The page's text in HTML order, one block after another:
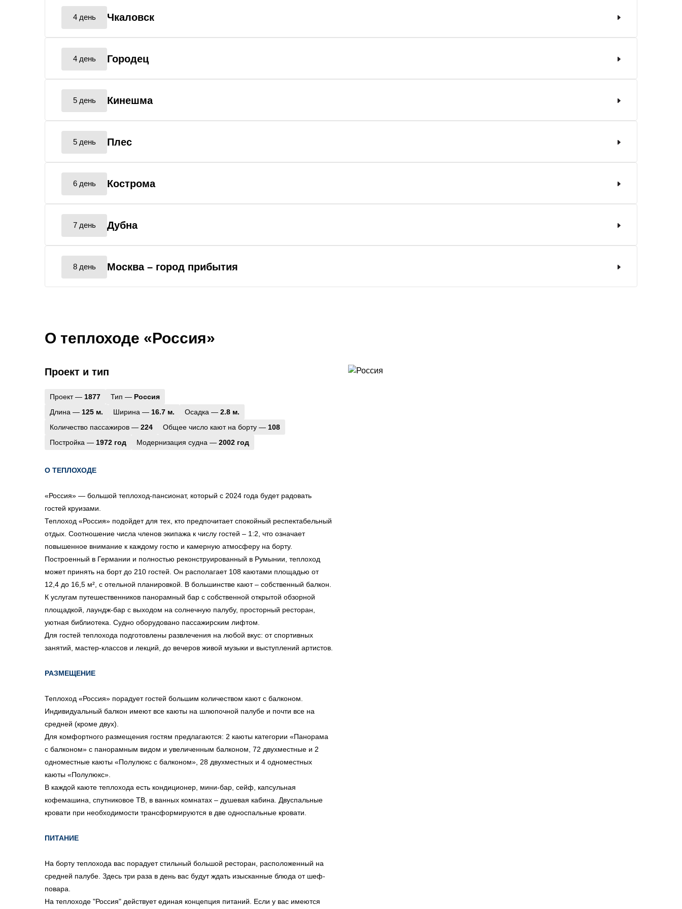
4 день Чкаловск
4 день Городец
5 день Кинешма
5 день Плес
6 день Кострома
7 день Дубна
8 день Москва – город прибытия
О теплоходе «Россия»
Проект и тип
Проект — 1877 Тип — Россия
Длина — 125 м. Ширина — 16.7 м. Осадка — 2.8 м.
Количество пассажиров — 224 Общее число кают на борту — 108
Постройка — 1972 год Модернизация судна — 2002 год
О ТЕПЛОХОДЕ
«Россия» — большой теплоход-пансионат, который с 2024 года будет радовать
гостей круизами.
Теплоход «Россия» подойдет для тех, кто предпочитает спокойный респектабельный
отдых. Соотношение числа членов экипажа к числу гостей – 1:2, что означает
повышенное внимание к каждому гостю и камерную атмосферу на борту.
Построенный в Германии и полностью реконструированный в Румынии, теплоход
может принять на борт до 210 гостей. Он располагает 108 каютами площадью от
12,4 до 16,5 м², с отельной планировкой. В большинстве кают – собственный балкон.
К услугам путешественников панорамный бар с собственной открытой обзорной
площадкой, лаундж-бар с выходом на солнечную палубу, просторный ресторан,
уютная библиотека. Судно оборудовано пассажирским лифтом.
Для гостей теплохода подготовлены развлечения на любой вкус: от спортивных
занятий, мастер-классов и лекций, до вечеров живой музыки и выступлений артистов.
РАЗМЕЩЕНИЕ
Теплоход «Россия» порадует гостей большим количеством кают с балконом.
Индивидуальный балкон имеют все каюты на шлюпочной палубе и почти все на
средней (кроме двух).
Для комфортного размещения гостям предлагаются: 2 каюты категории «Панорама
с балконом» с панорамным видом и увеличенным балконом, 72 двухместные и 2
одноместные каюты «Полулюкс с балконом», 28 двухместных и 4 одноместных
каюты «Полулюкс».
В каждой каюте теплохода есть кондиционер, мини-бар, сейф, капсульная
кофемашина, спутниковое ТВ, в ванных комнатах – душевая кабина. Двуспальные
кровати при необходимости трансформируются в две односпальные кровати.
ПИТАНИЕ
На борту теплохода вас порадует стильный большой ресторан, расположенный на
средней палубе. Здесь три раза в день вас будут ждать изысканные блюда от шеф-
повара.
На теплоходе "Россия" действует единая концепция питаний. Если у вас имеются